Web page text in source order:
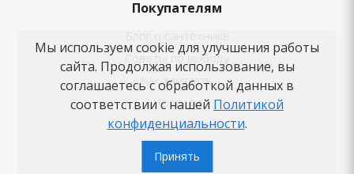
Покупателям
Советы по выбору
Как заказать
Новости
Вопросы-ответы
Мы используем cookie для улучшения работы
сайта. Продолжая использование, вы
соглашаетесь с обработкой данных в
соответствии с нашей Политикой
конфиденциальности.
Принять